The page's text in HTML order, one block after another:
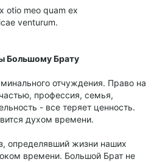
otio meo quam ex
venturum.
Большому Брату
отчуждения. Право на
профессия, семья,
- все теряет ценность.
духом времени.
определявший жизни наших
времени. Большой Брат не